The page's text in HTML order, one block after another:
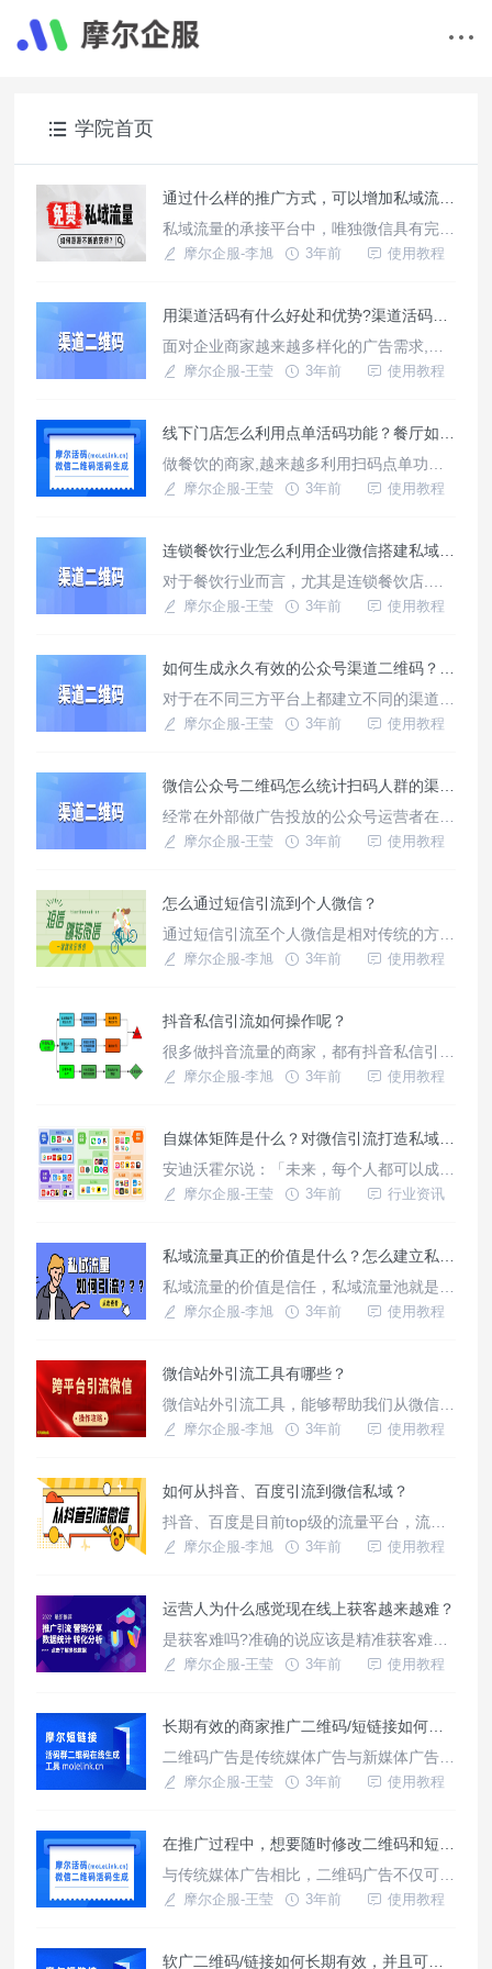
学院首页
私域流量的承接平台中，唯独微信具有完备
的私域流量生态。能够实现从引流、触达、
摩尔企服-李旭 3年前 使用教程
面对企业商家越来越多样化的广告需求,尤
其对外投放广告，做活动引流时，越来越多
能总添加同一个客服微信吧!而且同一个企
业微信短时间添加太多好友会被限制加好
友,严重还会导致封号哦
摩尔企服-王莹 3年前 使用教程
做餐饮的商家,越来越多利用扫码点单功能
实现，降低人力服务成本的，大幅度提高了
还是利用扫码点餐转化用户.
摩尔企服-王莹 3年前 使用教程
对于餐饮行业而言，尤其是连锁餐饮店.怎
么才能成功把线下客流量变成线上私域流
客培育成门店的忠诚用户，为自己名下的连
锁门店带来更多的利润。
摩尔企服-王莹 3年前 使用教程
对于在不同三方平台上都建立不同的渠道二
维码的，或者更直白的说需求就是希望生成
创建渠道二维码,永久不变的二维码,固定的
二维码。
摩尔企服-王莹 3年前 使用教程
经常在外部做广告投放的公众号运营者在运
营公众号时候都会遇到一个问题,如何更为
析用户画像是非常重要的参考.
摩尔企服-王莹 3年前 使用教程
怎么通过短信引流到个人微信？
通过短信引流至个人微信是相对传统的方
法，现在借助跳转外链，就能够实现短信中
摩尔企服-李旭 3年前 使用教程
抖音私信引流如何操作呢？
很多做抖音流量的商家，都有抖音私信引流
到微信的需求，本文详细介绍抖音私信引流
摩尔企服-李旭 3年前 使用教程
安迪沃霍尔说：「未来，每个人都可以成名
十五分钟！」在“纸媒时代”主要的信息传播
低.就算在互联网初期,独立自媒体人也能依
靠自己的网站,或者大的媒体平台.但现在进
入了短视频时代,越来越多的流量曝光「每
个人都可以成名十五分钟」这种
摩尔企服-王莹 3年前 行业资讯
私域流量的价值是信任，私域流量池就是培
养信任的温床！
摩尔企服-李旭 3年前 使用教程
微信站外引流工具有哪些？
微信站外引流工具，能够帮助我们从微信站
外一键跳转到微信中，实现高效引流！
摩尔企服-李旭 3年前 使用教程
如何从抖音、百度引流到微信私域？
抖音、百度是目前top级的流量平台，流量
操盘手都想要从这两个平台中获取流量。微
摩尔企服-李旭 3年前 使用教程
运营人为什么感觉现在线上获客越来越难？
是获客难吗?准确的说应该是精准获客难。
如何能更好的获客和引流朋友做了3年的知
达到赚钱的目的，后来才发现，那些不精准
的流量非但不能帮助他自己变现，还会浪费
他的时间和精力。
摩尔企服-王莹 3年前 使用教程
二维码广告是传统媒体广告与新媒体广告的
结合体，二维码广告可以刊载于报纸、杂
码为介质，可以将平面媒体、手机媒体和网
络媒体整合起来，从多维度加深消费者品牌
印记，形成综合品牌形象。在此基础上，二
维码广告可以“量体裁衣”，
摩尔企服-王莹 3年前 使用教程
与传统媒体广告相比，二维码广告不仅可以
突破版面和空间的限制，而且能够利用手
销。二维码广告由用户主动扫描，因此可以
摩尔企服-王莹 3年前 使用教程